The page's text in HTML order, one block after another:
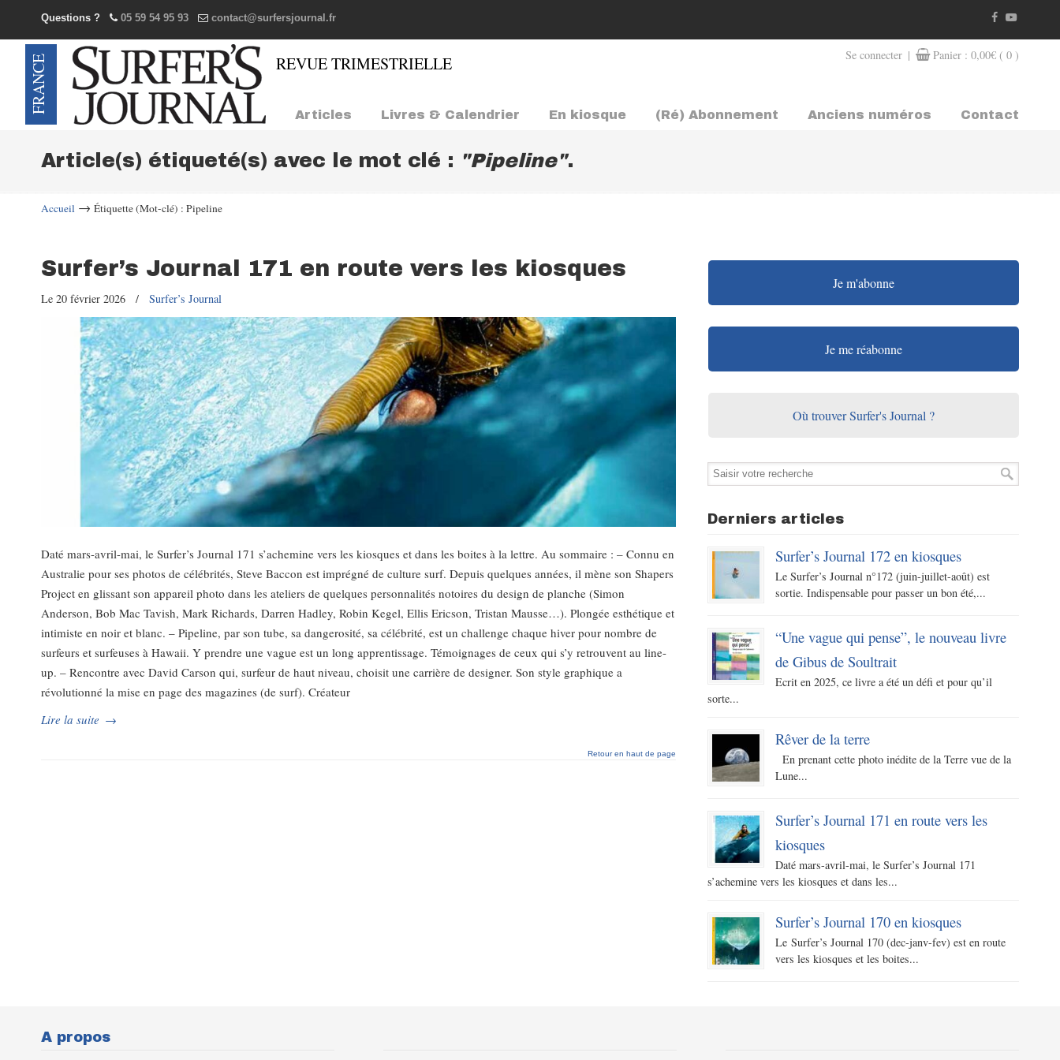
Questions ? 05 59 54 95 93 contact@surfersjournal.fr
Se connecter | Panier : 0,00€ ( 0 )
Articles Livres & Calendrier En kiosque (Ré) Abonnement Anciens numéros Contact
Navigation
Article(s) étiqueté(s) avec le mot clé : "Pipeline".
Accueil → Étiquette (Mot-clé) : Pipeline
Surfer’s Journal 171 en route vers les kiosques
Le 20 février 2026 / Surfer’s Journal
Daté mars-avril-mai, le Surfer’s Journal 171 s’achemine vers les kiosques et dans les boites à la lettre. Au sommaire : – Connu en
Australie pour ses photos de célébrités, Steve Baccon est imprégné de culture surf. Depuis quelques années, il mène son Shapers
Project en glissant son appareil photo dans les ateliers de quelques personnalités notoires du design de planche (Simon
Anderson, Bob Mac Tavish, Mark Richards, Darren Hadley, Robin Kegel, Ellis Ericson, Tristan Mausse…). Plongée esthétique et
intimiste en noir et blanc. – Pipeline, par son tube, sa dangerosité, sa célébrité, est un challenge chaque hiver pour nombre de
surfeurs et surfeuses à Hawaii. Y prendre une vague est un long apprentissage. Témoignages de ceux qui s’y retrouvent au line-
up. – Rencontre avec David Carson qui, surfeur de haut niveau, choisit une carrière de designer. Son style graphique a
révolutionné la mise en page des magazines (de surf). Créateur
Lire la suite →
Retour en haut de page
Je m'abonne
Je me réabonne
Où trouver Surfer's Journal ?
Derniers articles
Surfer’s Journal 172 en kiosques
Le Surfer’s Journal n°172 (juin-juillet-août) est
sortie. Indispensable pour passer un bon été,...
“Une vague qui pense”, le nouveau livre
de Gibus de Soultrait
Ecrit en 2025, ce livre a été un défi et pour qu’il
sorte...
Rêver de la terre
En prenant cette photo inédite de la Terre vue de la
Lune...
Surfer’s Journal 171 en route vers les
kiosques
Daté mars-avril-mai, le Surfer’s Journal 171
s’achemine vers les kiosques et dans les...
Surfer’s Journal 170 en kiosques
Le Surfer’s Journal 170 (dec-janv-fev) est en route
vers les kiosques et les boites...
A propos